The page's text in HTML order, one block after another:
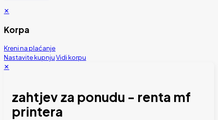
✕
Korpa
Kreni na plaćanje
Nastavite kupnjuVidi korpu
✕
zahtjev za ponudu - renta mf
printera